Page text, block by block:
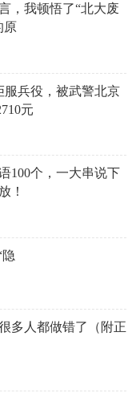
，我顿悟了“北大废
原
服兵役，被武警北京
元
100个，一大串说下
！
隐
多人都做错了（附正